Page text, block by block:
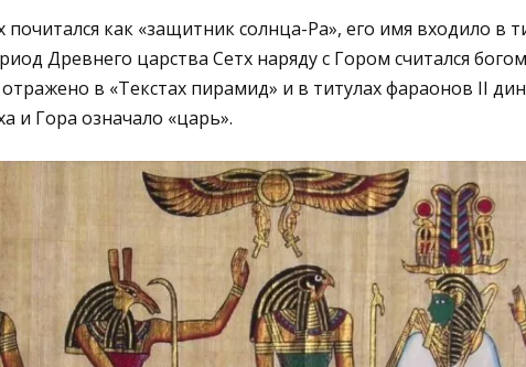
как «защитник солнца-Ра», его имя входило в
Древнего царства Сетх наряду с Гором считался
в «Текстах пирамид» и в титулах фараонов II
и Гора означало «царь».